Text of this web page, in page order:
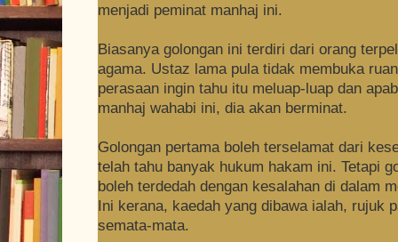
menjadi peminat manhaj ini.
Biasanya golongan ini terdiri dari orang
agama. Ustaz lama pula tidak membuka
perasaan ingin tahu itu meluap-luap dan
manhaj wahabi ini, dia akan berminat.
Golongan pertama boleh terselamat dari
telah tahu banyak hukum hakam ini. Tetapi
boleh terdedah dengan kesalahan di dalam
Ini kerana, kaedah yang dibawa ialah, rujuk
semata-mata.